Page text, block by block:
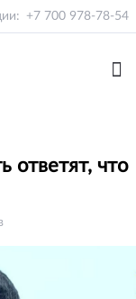
+7 700 978-78-54
ответят, что